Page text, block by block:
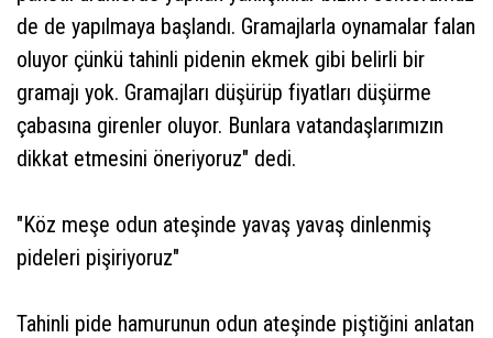
de de yapılmaya başlandı. Gramajlarla oynamalar falan
oluyor çünkü tahinli pidenin ekmek gibi belirli bir
gramajı yok. Gramajları düşürüp fiyatları düşürme
çabasına girenler oluyor. Bunlara vatandaşlarımızın
dikkat etmesini öneriyoruz" dedi.
"Köz meşe odun ateşinde yavaş yavaş dinlenmiş
pideleri pişiriyoruz"
Tahinli pide hamurunun odun ateşinde piştiğini anlatan